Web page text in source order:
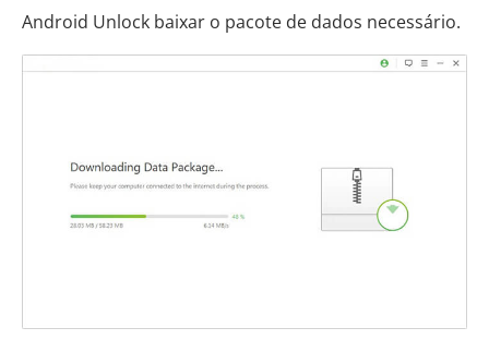
Android Unlock baixar o pacote de dados necessário.